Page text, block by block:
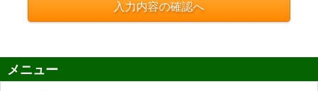
入力内容の確認へ
メニュー